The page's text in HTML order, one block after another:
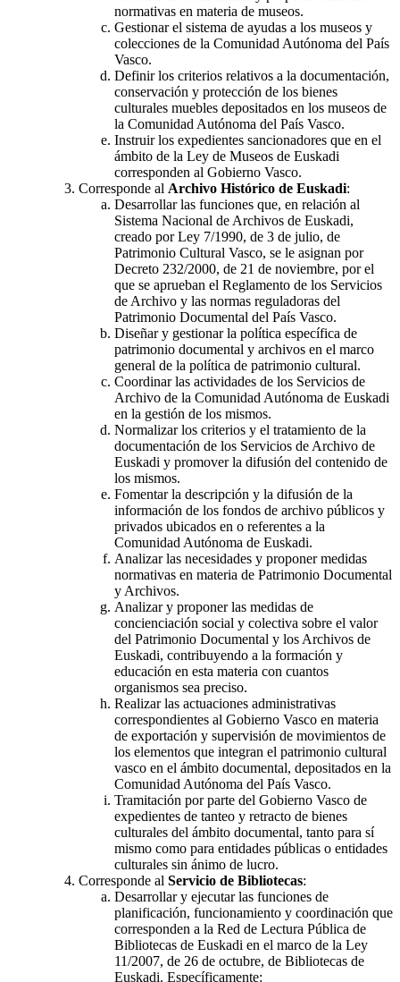
normativas en materia de museos.
Gestionar el sistema de ayudas a los museos y
colecciones de la Comunidad Autónoma del País
Vasco.
Definir los criterios relativos a la documentación,
conservación y protección de los bienes
culturales muebles depositados en los museos de
la Comunidad Autónoma del País Vasco.
Instruir los expedientes sancionadores que en el
ámbito de la Ley de Museos de Euskadi
corresponden al Gobierno Vasco.
Corresponde al Archivo Histórico de Euskadi:
Desarrollar las funciones que, en relación al
Sistema Nacional de Archivos de Euskadi,
creado por Ley 7/1990, de 3 de julio, de
Patrimonio Cultural Vasco, se le asignan por
Decreto 232/2000, de 21 de noviembre, por el
que se aprueban el Reglamento de los Servicios
de Archivo y las normas reguladoras del
Patrimonio Documental del País Vasco.
Diseñar y gestionar la política específica de
patrimonio documental y archivos en el marco
general de la política de patrimonio cultural.
Coordinar las actividades de los Servicios de
Archivo de la Comunidad Autónoma de Euskadi
en la gestión de los mismos.
Normalizar los criterios y el tratamiento de la
documentación de los Servicios de Archivo de
Euskadi y promover la difusión del contenido de
los mismos.
Fomentar la descripción y la difusión de la
información de los fondos de archivo públicos y
privados ubicados en o referentes a la
Comunidad Autónoma de Euskadi.
Analizar las necesidades y proponer medidas
normativas en materia de Patrimonio Documental
y Archivos.
Analizar y proponer las medidas de
concienciación social y colectiva sobre el valor
del Patrimonio Documental y los Archivos de
Euskadi, contribuyendo a la formación y
educación en esta materia con cuantos
organismos sea preciso.
Realizar las actuaciones administrativas
correspondientes al Gobierno Vasco en materia
de exportación y supervisión de movimientos de
los elementos que integran el patrimonio cultural
vasco en el ámbito documental, depositados en la
Comunidad Autónoma del País Vasco.
Tramitación por parte del Gobierno Vasco de
expedientes de tanteo y retracto de bienes
culturales del ámbito documental, tanto para sí
mismo como para entidades públicas o entidades
culturales sin ánimo de lucro.
Corresponde al Servicio de Bibliotecas:
Desarrollar y ejecutar las funciones de
planificación, funcionamiento y coordinación que
corresponden a la Red de Lectura Pública de
Bibliotecas de Euskadi en el marco de la Ley
11/2007, de 26 de octubre, de Bibliotecas de
Euskadi. Específicamente: